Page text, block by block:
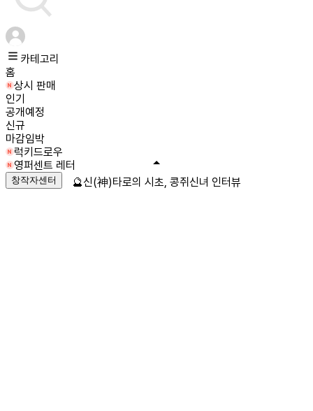
카테고리
홈
상시 판매
인기
공개예정
신규
마감임박
럭키드로우
영퍼센트 레터
창작자센터 🔮신(神)타로의 시초, 콩쥐신녀 인터뷰